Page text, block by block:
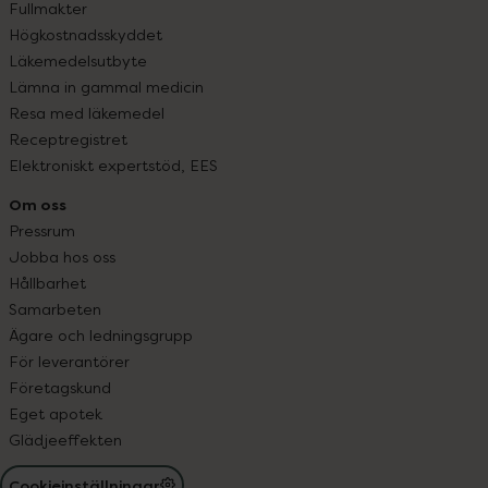
Fullmakter
Högkostnadsskyddet
Läkemedelsutbyte
Lämna in gammal medicin
Resa med läkemedel
Receptregistret
Elektroniskt expertstöd, EES
Om oss
Pressrum
Jobba hos oss
Hållbarhet
Samarbeten
Ägare och ledningsgrupp
För leverantörer
Företagskund
Eget apotek
Glädjeeffekten